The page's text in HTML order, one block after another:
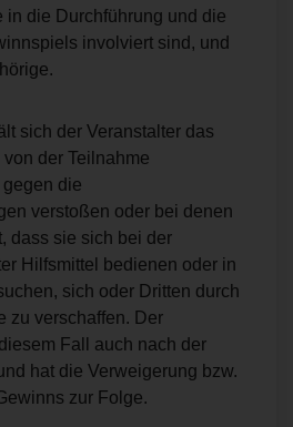
in die Durchführung und die
involviert sind, und
sich der Veranstalter das
der Teilnahme
die
verstoßen oder bei denen
dass sie sich bei der
Hilfsmittel bedienen oder in
sich oder Dritten durch
zu verschaffen. Der
Fall auch nach der
hat die Verweigerung bzw.
zur Folge.